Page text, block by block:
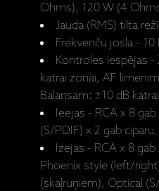
Ohms), 120 W (4
Jauda (RMS) tilta
Frekvenču josla -
Kontroles iespējas
katrai zonai, AF
Balansam: ±10 dB
Ieejas - RCA x 8
(S/PDIF) x 2 gab
Izejas - RCA x 8
Phoenix style (left/
(skaļruņiem), Optical